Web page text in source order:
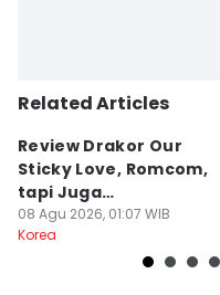
Related Articles
Review Drakor Our
Sticky Love, Romcom,
tapi Juga
Menegangkan!
08 Agu 2026, 01:07 WIB
Korea